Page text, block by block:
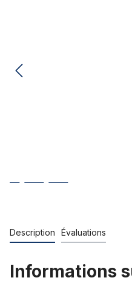
Description Évaluations
Informations